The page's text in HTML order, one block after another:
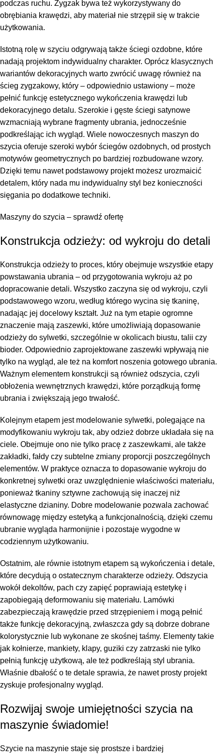
podczas ruchu. Zygzak bywa też wykorzystywany do
obrębiania krawędzi, aby materiał nie strzępił się w trakcie
użytkowania.
Istotną rolę w szyciu odgrywają także ściegi ozdobne, które
nadają projektom indywidualny charakter. Oprócz klasycznych
wariantów dekoracyjnych warto zwrócić uwagę również na
ścieg zygzakowy, który – odpowiednio ustawiony – może
pełnić funkcję estetycznego wykończenia krawędzi lub
dekoracyjnego detalu. Szerokie i gęste ściegi satynowe
wzmacniają wybrane fragmenty ubrania, jednocześnie
podkreślając ich wygląd. Wiele nowoczesnych maszyn do
szycia oferuje szeroki wybór ściegów ozdobnych, od prostych
motywów geometrycznych po bardziej rozbudowane wzory.
Dzięki temu nawet podstawowy projekt możesz urozmaicić
detalem, który nada mu indywidualny styl bez konieczności
sięgania po dodatkowe techniki.
Maszyny do szycia – sprawdź ofertę
Konstrukcja odzieży: od wykroju do detali
Konstrukcja odzieży to proces, który obejmuje wszystkie etapy
powstawania ubrania – od przygotowania wykroju aż po
dopracowanie detali. Wszystko zaczyna się od wykroju, czyli
podstawowego wzoru, według którego wycina się tkaninę,
nadając jej docelowy kształt. Już na tym etapie ogromne
znaczenie mają zaszewki, które umożliwiają dopasowanie
odzieży do sylwetki, szczególnie w okolicach biustu, talii czy
bioder. Odpowiednio zaprojektowane zaszewki wpływają nie
tylko na wygląd, ale też na komfort noszenia gotowego ubrania.
Ważnym elementem konstrukcji są również odszycia, czyli
obłożenia wewnętrznych krawędzi, które porządkują formę
ubrania i zwiększają jego trwałość.
Kolejnym etapem jest modelowanie sylwetki, polegające na
modyfikowaniu wykroju tak, aby odzież dobrze układała się na
ciele. Obejmuje ono nie tylko pracę z zaszewkami, ale także
zakładki, fałdy czy subtelne zmiany proporcji poszczególnych
elementów. W praktyce oznacza to dopasowanie wykroju do
konkretnej sylwetki oraz uwzględnienie właściwości materiału,
ponieważ tkaniny sztywne zachowują się inaczej niż
elastyczne dzianiny. Dobre modelowanie pozwala zachować
równowagę między estetyką a funkcjonalnością, dzięki czemu
ubranie wygląda harmonijnie i pozostaje wygodne w
codziennym użytkowaniu.
Ostatnim, ale równie istotnym etapem są wykończenia i detale,
które decydują o ostatecznym charakterze odzieży. Odszycia
wokół dekoltów, pach czy zapięć poprawiają estetykę i
zapobiegają deformowaniu się materiału. Lamówki
zabezpieczają krawędzie przed strzępieniem i mogą pełnić
także funkcję dekoracyjną, zwłaszcza gdy są dobrze dobrane
kolorystycznie lub wykonane ze skośnej taśmy. Elementy takie
jak kołnierze, mankiety, klapy, guziki czy zatrzaski nie tylko
pełnią funkcję użytkową, ale też podkreślają styl ubrania.
Właśnie dbałość o te detale sprawia, że nawet prosty projekt
zyskuje profesjonalny wygląd.
Rozwijaj swoje umiejętności szycia na
maszynie świadomie!
Szycie na maszynie staje się prostsze i bardziej